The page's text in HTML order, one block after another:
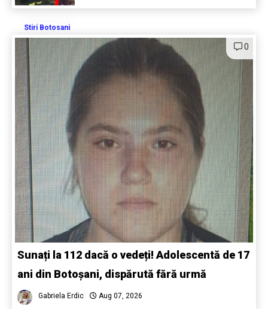
Stiri Botosani
0
Sunați la 112 dacă o vedeți! Adolescentă de 17
ani din Botoșani, dispărută fără urmă
Gabriela Erdic Aug 07, 2026